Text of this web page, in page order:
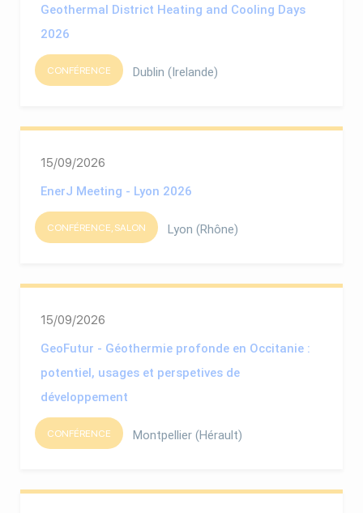
Geothermal District Heating and Cooling Days
2026
CONFÉRENCE Dublin (Irelande)
15/09/2026
EnerJ Meeting - Lyon 2026
CONFÉRENCE, SALON Lyon (Rhône)
15/09/2026
GeoFutur - Géothermie profonde en Occitanie :
potentiel, usages et perspetives de
développement
CONFÉRENCE Montpellier (Hérault)